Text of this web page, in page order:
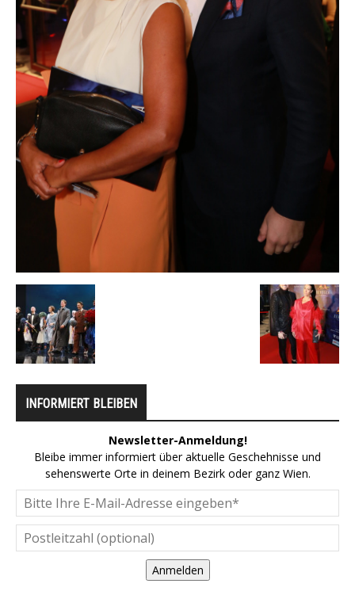
INFORMIERT BLEIBEN
Newsletter-Anmeldung!
Bleibe immer informiert über aktuelle Geschehnisse und
sehenswerte Orte in deinem Bezirk oder ganz Wien.
Anmelden